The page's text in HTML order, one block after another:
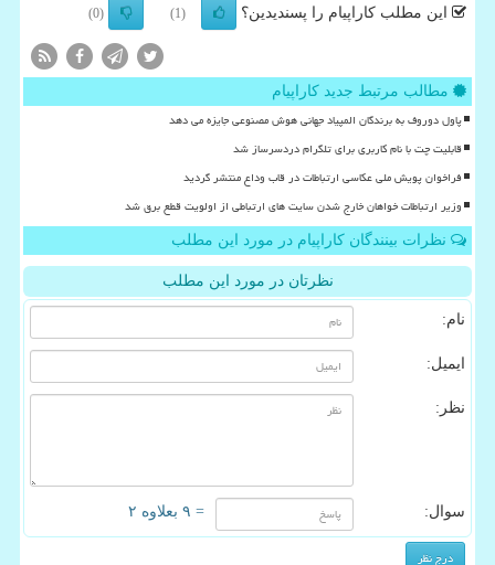
این مطلب کاراپیام را پسندیدین؟ (1)
(0)
مطالب مرتبط جدید کاراپیام
پاول دوروف به برندگان المپیاد جهانی هوش مصنوعی جایزه می دهد
قابلیت چت با نام کاربری برای تلگرام دردسرساز شد
فراخوان پویش ملی عکاسی ارتباطات در قاب وداع منتشر گردید
وزیر ارتباطات خواهان خارج شدن سایت های ارتباطی از اولویت قطع برق شد
نظرات بینندگان کاراپیام در مورد این مطلب
نظرتان در مورد این مطلب
نام:
ایمیل:
نظر:
سوال: = ۹ بعلاوه ۲